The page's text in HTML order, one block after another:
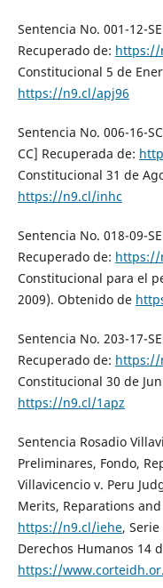
Sentencia No. 001-12-
Recuperado de: https://
Constitucional 5 de
https://n9.cl/apj96
Sentencia No. 006-16-
CC] Recuperada de:
Constitucional 31 de
https://n9.cl/inhc
Sentencia No. 018-09-
Recuperado de: https://
Constitucional para el
2009). Obtenido de
Sentencia No. 203-17-
Recuperado de: https://
Constitucional 30 de
https://n9.cl/1apz
Sentencia Rosadio
Preliminares, Fondo,
Villavicencio v. Peru
Merits, Reparations
https://n9.cl/iehe,
Derechos Humanos 14
https://